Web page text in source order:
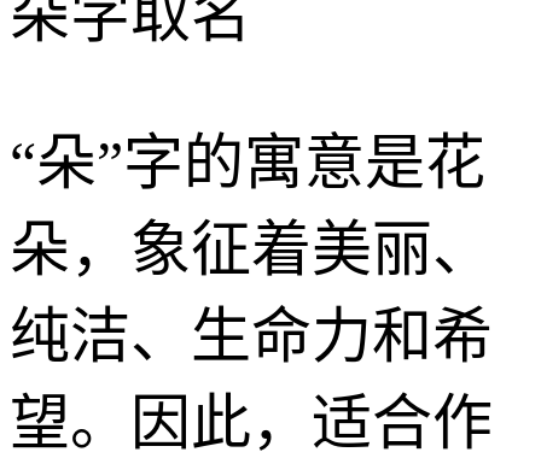
朵字取名
“朵”字的寓意是花
朵，象征着美丽、
纯洁、生命力和希
望。因此，适合作